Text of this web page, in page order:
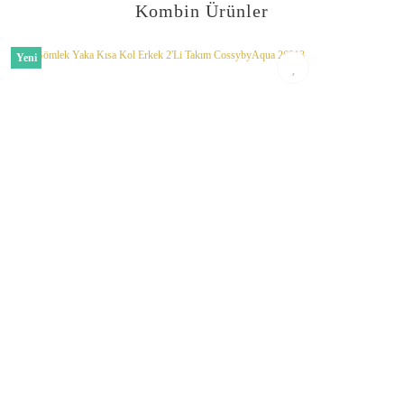
Ürün açıklamasında eksik bilgiler bulunuyor.
Kombin Ürünler
Yeni